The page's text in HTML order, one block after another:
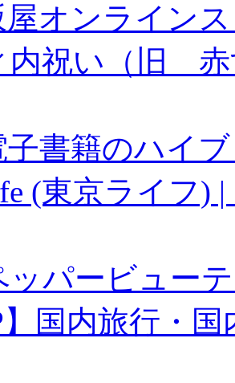
屋オンライン
内祝い（旧 赤
書籍のハイ
(東京ライフ)
ッパービュー
】国内旅行・